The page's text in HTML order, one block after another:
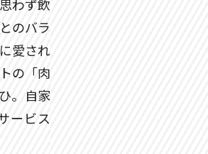
わず飲
のバラ
愛され
の「肉
。自家
ービス